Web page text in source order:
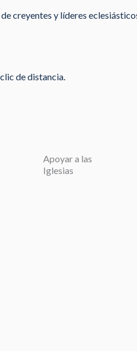
creyentes y líderes
de distancia.
Apoyar a las
Iglesias